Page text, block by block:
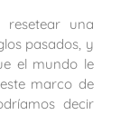
una
pasados, y
el mundo le
marco de
decir